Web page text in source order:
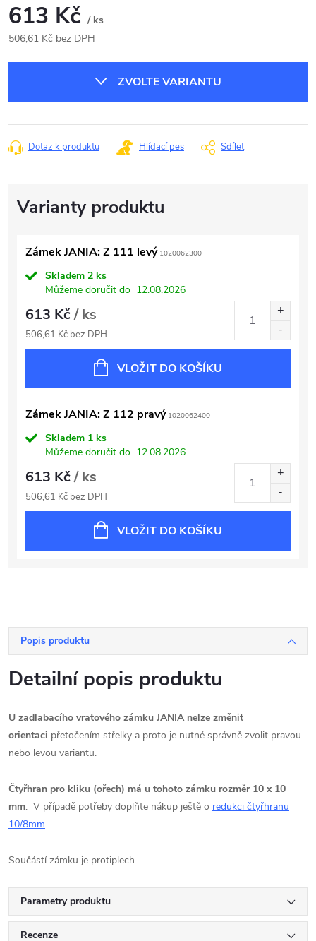
613 Kč / ks
506,61 Kč bez DPH
ZVOLTE VARIANTU
Dotaz k produktu Hlídací pes Sdílet
Zámek JANIA: Z 111 levý1020062300
Skladem 2 ks
Můžeme doručit do 12.08.2026
613 Kč/ ks
506,61 Kč bez DPH
VLOŽIT DO KOŠÍKU
Zámek JANIA: Z 112 pravý1020062400
Skladem 1 ks
Můžeme doručit do 12.08.2026
613 Kč/ ks
506,61 Kč bez DPH
VLOŽIT DO KOŠÍKU
Popis produktu
Detailní popis produktu
U zadlabacího vratového zámku JANIA nelze změnit
orientaci přetočením střelky a proto je nutné správně zvolit pravou
nebo levou variantu.
Čtyřhran pro kliku (ořech) má u tohoto zámku rozměr 10 x 10
mm. V případě potřeby doplňte nákup ještě o redukci čtyřhranu
10/8mm.
Součástí zámku je protiplech.
Parametry produktu
Recenze